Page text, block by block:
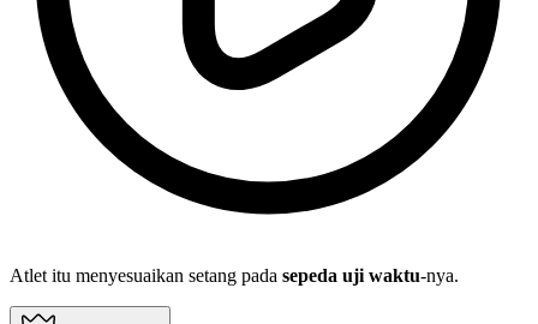
Atlet itu menyesuaikan setang pada sepeda uji waktu-nya.